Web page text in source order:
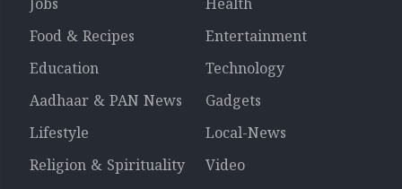
Jobs
Health
Food & Recipes
Entertainment
Education
Technology
Aadhaar & PAN News
Gadgets
Lifestyle
Local-News
Religion & Spirituality
Video